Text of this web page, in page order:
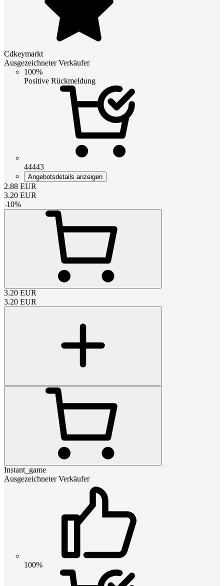
Cdkeymarkt
Ausgezeichneter Verkäufer
100%
Positive Rückmeldung
44443
Angebotsdetails anzeigen
2.88 EUR
3.20 EUR
-10%
3.20 EUR
3.20 EUR
Instant_game
Ausgezeichneter Verkäufer
100%